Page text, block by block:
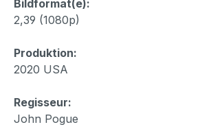
Bildformat(e):
2,39 (1080p)
Produktion:
2020 USA
Regisseur:
John Pogue